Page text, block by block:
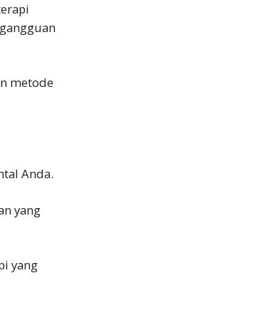
metode
Anda.
yang
yang